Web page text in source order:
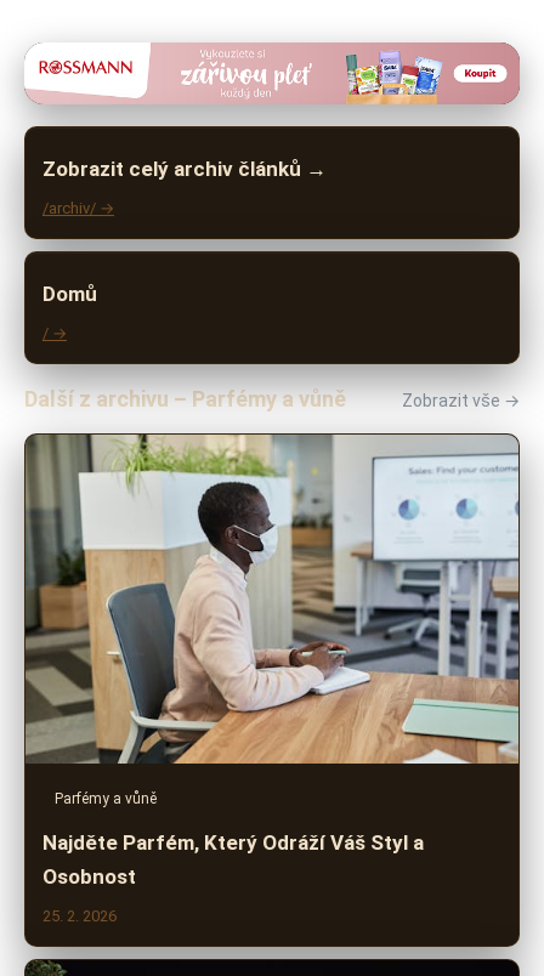
Zobrazit celý archiv článků →
/archiv/ →
Domů
/ →
Další z archivu – Parfémy a vůně Zobrazit vše →
Parfémy a vůně
Najděte Parfém, Který Odráží Váš Styl a
Osobnost
25. 2. 2026